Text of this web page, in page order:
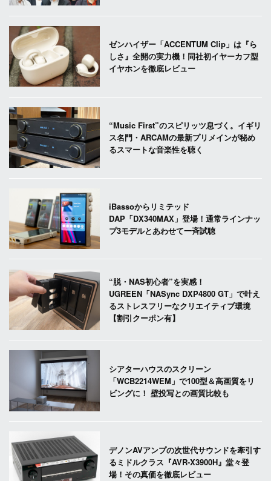
ゼンハイザー「ACCENTUM Clip」は『ら
しさ』全開の実力機！同社初イヤーカフ型
イヤホンを徹底レビュー
“Music First”のスピリッツ息づく。イギリ
ス名門・ARCAMの最新プリメインが秘め
るスマートな音楽性を聴く
iBassoからリミテッド
DAP「DX340MAX」登場！通常ラインナッ
プ3モデルとあわせて一斉試聴
“脱・NAS初心者”を実感！
UGREEN「NASync DXP4800 GT」で叶え
るストレスフリーなクリエイティブ環境
【割引クーポン有】
シアターハウスのスクリーン
「WCB2214WEM」で100型＆高画質をリ
ビングに！ 壁投写との画質比較も
デノンAVアンプの次世代サウンドを牽引す
るミドルクラス『AVR-X3900H』堂々登
場！その真価を徹底レビュー